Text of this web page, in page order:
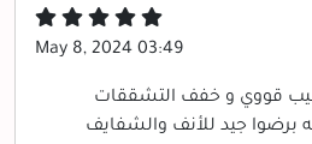
May 8, 2024 03:49
قووي و خفف التشققات
جيد للأنف والشفايف